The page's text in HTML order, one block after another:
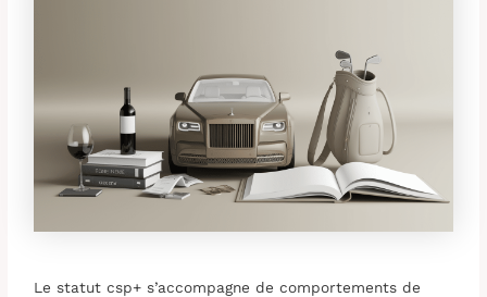
Le statut csp+ s’accompagne de comportements de